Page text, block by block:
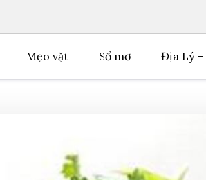
Mẹo vặt Sổ mơ Địa Lý –